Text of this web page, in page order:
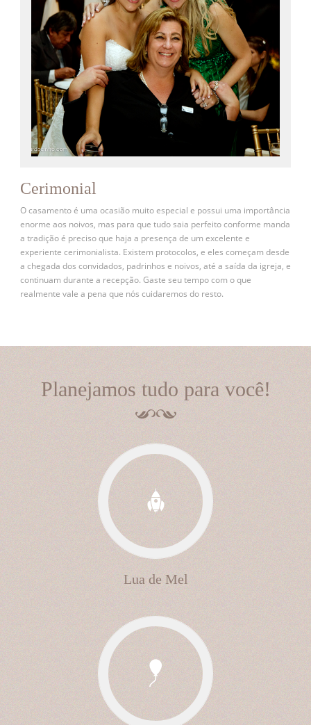
Cerimonial
O casamento é uma ocasião muito especial e possui uma importância
enorme aos noivos, mas para que tudo saia perfeito conforme manda
a tradição é preciso que haja a presença de um excelente e
experiente cerimonialista. Existem protocolos, e eles começam desde
a chegada dos convidados, padrinhos e noivos, até a saída da igreja, e
continuam durante a recepção. Gaste seu tempo com o que
realmente vale a pena que nós cuidaremos do resto.
Planejamos tudo para você!
Lua de Mel